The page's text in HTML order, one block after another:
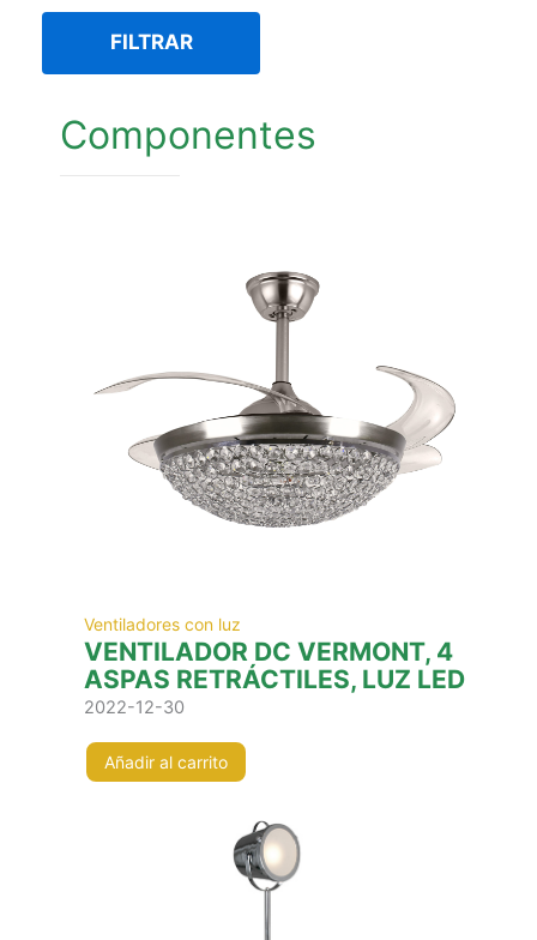
FILTRAR
Componentes
Ventiladores con luz
VENTILADOR DC VERMONT, 4
ASPAS RETRÁCTILES, LUZ LED
2022-12-30
Añadir al carrito